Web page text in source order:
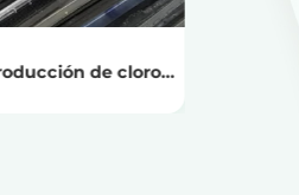
de cloro-